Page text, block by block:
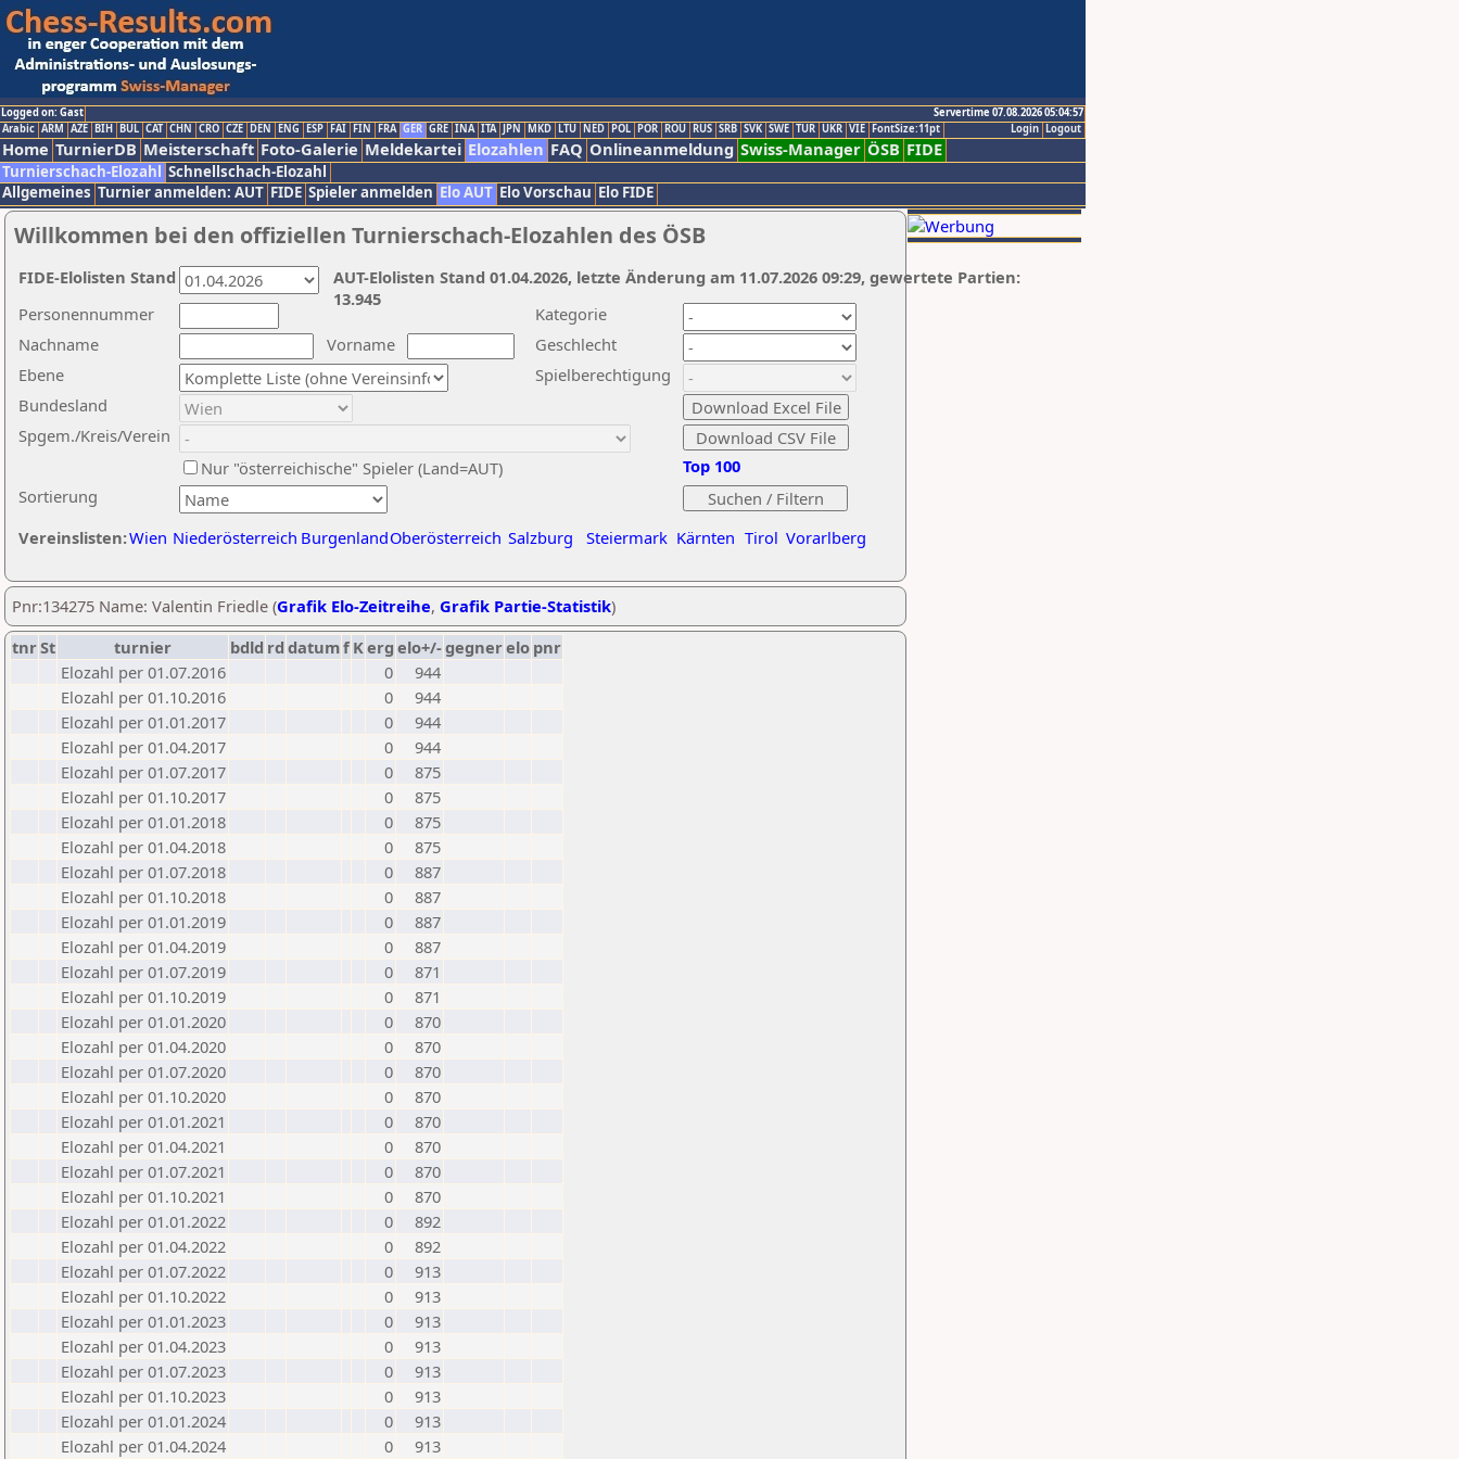
Logged on: Gast
Servertime 07.08.2026 05:04:57
Logout
Login
Arabic ARM AZE BIH BUL CAT CHN CRO CZE DEN ENG ESP FAI FIN FRA GER GRE INA ITA JPN MKD LTU NED POL POR ROU RUS SRB SVK SWE TUR UKR VIE FontSize:11pt
Home TurnierDB Meisterschaft Foto-Galerie Meldekartei Elozahlen FAQ Onlineanmeldung Swiss-Manager ÖSB FIDE
Turnierschach-Elozahl Schnellschach-Elozahl
Allgemeines Turnier anmelden: AUT FIDE Spieler anmelden Elo AUT Elo Vorschau Elo FIDE
Willkommen bei den offiziellen Turnierschach-Elozahlen des ÖSB
Nachname
Vorname
Ebene
Kategorie
Sortierung
Personennummer
Bundesland
Spgem./Kreis/Verein
Geschlecht
Nur "österreichische" Spieler (Land=AUT)
Spielberechtigung
Vereinslisten:Wien Niederösterreich BurgenlandOberösterreich Salzburg Steiermark Kärnten Tirol Vorarlberg
Top 100
AUT-Elolisten Stand 01.04.2026, letzte Änderung am 11.07.2026 09:29, gewertete Partien:
13.945
FIDE-Elolisten Stand
Pnr:134275 Name: Valentin Friedle (Grafik Elo-Zeitreihe, Grafik Partie-Statistik)
tnrSt turnier bdld rd datumf Kerg elo+/-gegnerelo pnr
Elozahl per 01.07.2016
0
944
Elozahl per 01.10.2016
0
944
Elozahl per 01.01.2017
0
944
Elozahl per 01.04.2017
0
944
Elozahl per 01.07.2017
0
875
Elozahl per 01.10.2017
0
875
Elozahl per 01.01.2018
0
875
Elozahl per 01.04.2018
0
875
Elozahl per 01.07.2018
0
887
Elozahl per 01.10.2018
0
887
Elozahl per 01.01.2019
0
887
Elozahl per 01.04.2019
0
887
Elozahl per 01.07.2019
0
871
Elozahl per 01.10.2019
0
871
Elozahl per 01.01.2020
0
870
Elozahl per 01.04.2020
0
870
Elozahl per 01.07.2020
0
870
Elozahl per 01.10.2020
0
870
Elozahl per 01.01.2021
0
870
Elozahl per 01.04.2021
0
870
Elozahl per 01.07.2021
0
870
Elozahl per 01.10.2021
0
870
Elozahl per 01.01.2022
0
892
Elozahl per 01.04.2022
0
892
Elozahl per 01.07.2022
0
913
Elozahl per 01.10.2022
0
913
Elozahl per 01.01.2023
0
913
Elozahl per 01.04.2023
0
913
Elozahl per 01.07.2023
0
913
Elozahl per 01.10.2023
0
913
Elozahl per 01.01.2024
0
913
Elozahl per 01.04.2024
0 913